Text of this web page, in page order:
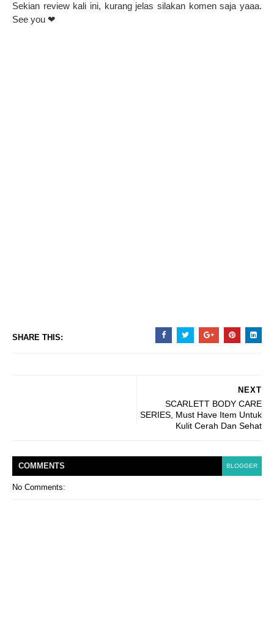
Sekian review kali ini, kurang jelas silakan komen saja yaaa.
See you ❤
SHARE THIS:
NEXT
SCARLETT BODY CARE
SERIES, Must Have Item Untuk
Kulit Cerah Dan Sehat
COMMENTS BLOGGER
No Comments: